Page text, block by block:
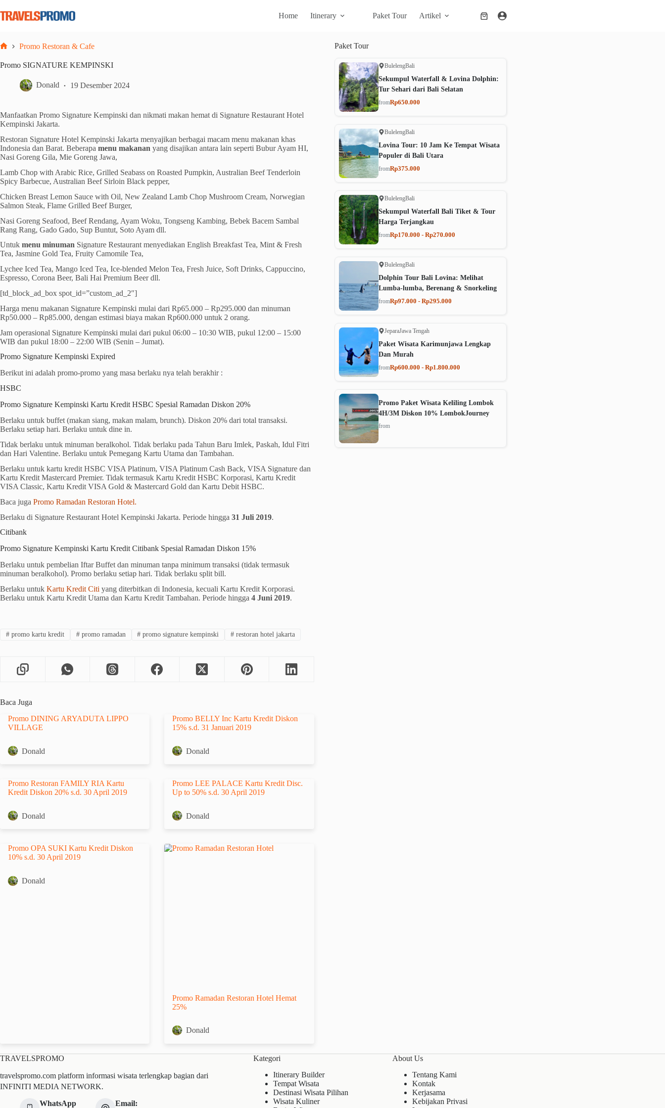
to
content
Home Itinerary Paket Tour Artikel
Shopping
Promo Restoran & Cafe
Promo SIGNATURE KEMPINSKI
Donald 19 Desember 2024
Manfaatkan Promo Signature Kempinski dan nikmati makan hemat di Signature Restaurant Hotel
Kempinski Jakarta.
Restoran Signature Hotel Kempinski Jakarta menyajikan berbagai macam menu makanan khas
Indonesia dan Barat. Beberapa menu makanan yang disajikan antara lain seperti Bubur Ayam HI,
Nasi Goreng Gila, Mie Goreng Jawa,
Lamb Chop with Arabic Rice, Grilled Seabass on Roasted Pumpkin, Australian Beef Tenderloin
Spicy Barbecue, Australian Beef Sirloin Black pepper,
Chicken Breast Lemon Sauce with Oil, New Zealand Lamb Chop Mushroom Cream, Norwegian
Salmon Steak, Flame Grilled Beef Burger,
Nasi Goreng Seafood, Beef Rendang, Ayam Woku, Tongseng Kambing, Bebek Bacem Sambal
Rang Rang, Gado Gado, Sup Buntut, Soto Ayam dll.
Untuk menu minuman Signature Restaurant menyediakan English Breakfast Tea, Mint & Fresh
Tea, Jasmine Gold Tea, Fruity Camomile Tea,
Lychee Iced Tea, Mango Iced Tea, Ice-blended Melon Tea, Fresh Juice, Soft Drinks, Cappuccino,
Espresso, Corona Beer, Bali Hai Premium Beer dll.
[td_block_ad_box spot_id=”custom_ad_2″]
Harga menu makanan Signature Kempinski mulai dari Rp65.000 – Rp295.000 dan minuman
Rp50.000 – Rp85.000, dengan estimasi biaya makan Rp600.000 untuk 2 orang.
Jam operasional Signature Kempinski mulai dari pukul 06:00 – 10:30 WIB, pukul 12:00 – 15:00
WIB dan pukul 18:00 – 22:00 WIB (Senin – Jumat).
Promo Signature Kempinski Expired
Berikut ini adalah promo-promo yang masa berlaku nya telah berakhir :
HSBC
Promo Signature Kempinski Kartu Kredit HSBC Spesial Ramadan Diskon 20%
Berlaku untuk buffet (makan siang, makan malam, brunch). Diskon 20% dari total transaksi.
Berlaku setiap hari. Berlaku untuk dine in.
Tidak berlaku untuk minuman beralkohol. Tidak berlaku pada Tahun Baru Imlek, Paskah, Idul Fitri
dan Hari Valentine. Berlaku untuk Pemegang Kartu Utama dan Tambahan.
Berlaku untuk kartu kredit HSBC VISA Platinum, VISA Platinum Cash Back, VISA Signature dan
Kartu Kredit Mastercard Premier. Tidak termasuk Kartu Kredit HSBC Korporasi, Kartu Kredit
VISA Classic, Kartu Kredit VISA Gold & Mastercard Gold dan Kartu Debit HSBC.
Baca juga Promo Ramadan Restoran Hotel.
Berlaku di Signature Restaurant Hotel Kempinski Jakarta. Periode hingga 31 Juli 2019.
Citibank
Promo Signature Kempinski Kartu Kredit Citibank Spesial Ramadan Diskon 15%
Berlaku untuk pembelian Iftar Buffet dan minuman tanpa minimum transaksi (tidak termasuk
minuman beralkohol). Promo berlaku setiap hari. Tidak berlaku split bill.
Berlaku untuk Kartu Kredit Citi yang diterbitkan di Indonesia, kecuali Kartu Kredit Korporasi.
Berlaku untuk Kartu Kredit Utama dan Kartu Kredit Tambahan. Periode hingga 4 Juni 2019.
#promo kartu kredit #promo ramadan # promo signature kempinski # restoran hotel jakarta
Baca Juga
Promo DINING ARYADUTA LIPPO
VILLAGE
Donald
Promo BELLY Inc Kartu Kredit Diskon
15% s.d. 31 Januari 2019
Donald
Promo Restoran FAMILY RIA Kartu
Kredit Diskon 20% s.d. 30 April 2019
Donald
Promo LEE PALACE Kartu Kredit Disc.
Up to 50% s.d. 30 April 2019
Donald
Promo OPA SUKI Kartu Kredit Diskon
10% s.d. 30 April 2019
Donald
Promo Ramadan Restoran Hotel Hemat
25%
Donald
Paket Tour
BulelengBali
Sekumpul Waterfall & Lovina Dolphin:
Tur Sehari dari Bali Selatan
fromRp650.000
BulelengBali
Lovina Tour: 10 Jam Ke Tempat Wisata
Populer di Bali Utara
fromRp375.000
BulelengBali
Sekumpul Waterfall Bali Tiket & Tour
Harga Terjangkau
fromRp170.000 - Rp270.000
BulelengBali
Dolphin Tour Bali Lovina: Melihat
Lumba-lumba, Berenang & Snorkeling
fromRp97.000 - Rp295.000
JeparaJawa Tengah
Paket Wisata Karimunjawa Lengkap
Dan Murah
fromRp600.000 - Rp1.800.000
Promo Paket Wisata Keliling Lombok
4H/3M Diskon 10% LombokJourney
from
TRAVELSPROMO
travelspromo.com platform informasi wisata terlengkap bagian dari
INFINITI MEDIA NETWORK.
WhatsApp Email:
Kategori
Itinerary Builder
Tempat Wisata
Destinasi Wisata Pilihan
Wisata Kuliner
About Us
Tentang Kami
Kontak
Kerjasama
Kebijakan Privasi